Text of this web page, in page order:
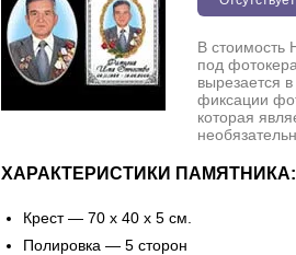
В стоимость
под
вырезается
фиксации
которая
ХАРАКТЕРИСТИКИ ПАМЯТНИКА:
Крест — 70 х 40 х 5 см.
Полировка — 5 сторон